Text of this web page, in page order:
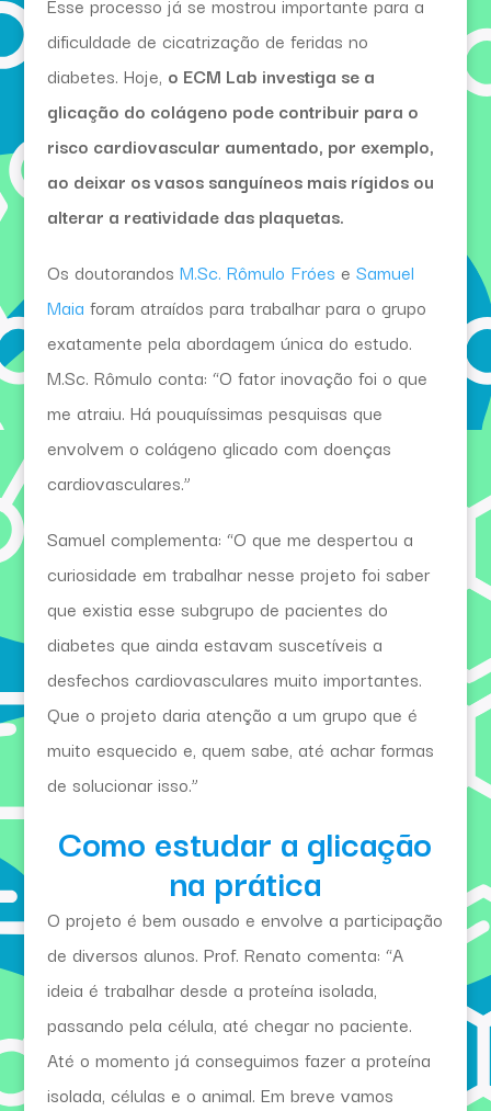
Esse processo já se mostrou importante para a
dificuldade de cicatrização de feridas no
diabetes. Hoje, o ECM Lab investiga se a
glicação do colágeno pode contribuir para o
risco cardiovascular aumentado, por exemplo,
ao deixar os vasos sanguíneos mais rígidos ou
alterar a reatividade das plaquetas.
Os doutorandos M.Sc. Rômulo Fróes e Samuel
Maia foram atraídos para trabalhar para o grupo
exatamente pela abordagem única do estudo.
M.Sc. Rômulo conta: “O fator inovação foi o que
me atraiu. Há pouquíssimas pesquisas que
envolvem o colágeno glicado com doenças
cardiovasculares.”
Samuel complementa: “O que me despertou a
curiosidade em trabalhar nesse projeto foi saber
que existia esse subgrupo de pacientes do
diabetes que ainda estavam suscetíveis a
desfechos cardiovasculares muito importantes.
Que o projeto daria atenção a um grupo que é
muito esquecido e, quem sabe, até achar formas
de solucionar isso.”
Como estudar a glicação
na prática
O projeto é bem ousado e envolve a participação
de diversos alunos. Prof. Renato comenta: “A
ideia é trabalhar desde a proteína isolada,
passando pela célula, até chegar no paciente.
Até o momento já conseguimos fazer a proteína
isolada, células e o animal. Em breve vamos